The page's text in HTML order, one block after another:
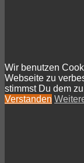
Wir benutzen
Webseite zu
stimmst Du dem
Verstanden